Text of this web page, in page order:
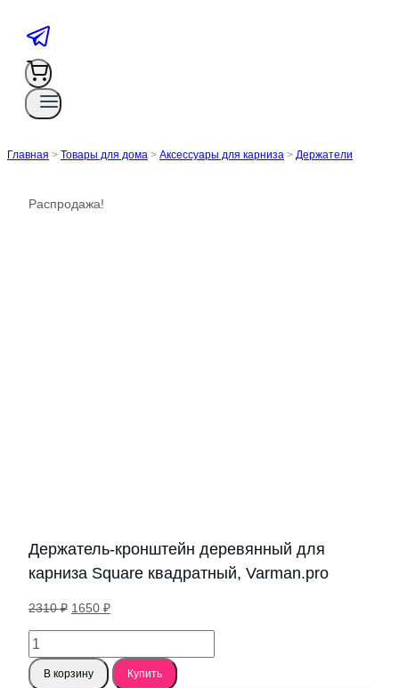
Главная > Товары для дома > Аксессуары для карниза > Держатели
Распродажа!
Держатель-кронштейн деревянный для
карниза Square квадратный, Varman.pro
2310₽ Первоначальная
2310 ₽.
1650 ₽Текущая
Количество
товара
Держатель-
В корзину Купить